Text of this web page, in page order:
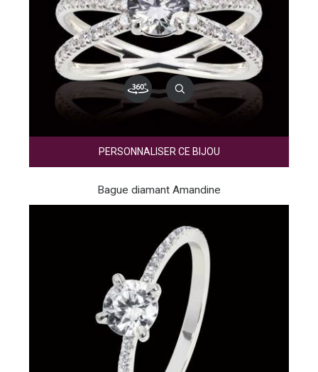
PERSONNALISER CE BIJOU
Bague diamant Amandine